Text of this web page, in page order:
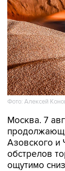
Фото: Алексей
Москва. 7
Азовского и
обстрелов
ощутимо